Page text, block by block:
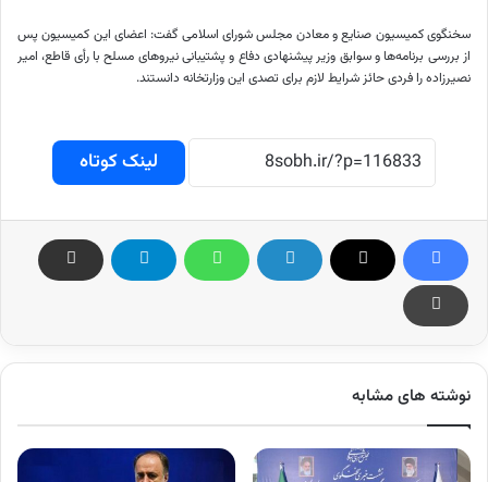
سخنگوی کمیسیون صنایع و معادن مجلس شورای اسلامی گفت: اعضای این کمیسیون پس
از بررسی برنامه‌ها و سوابق وزیر پیشنهادی دفاع و پشتیبانی نیروهای مسلح با رأی قاطع، امیر
نصیرزاده را فردی حائز شرایط لازم برای تصدی این وزارتخانه دانستند.
لینک کوتاه
نوشته های مشابه